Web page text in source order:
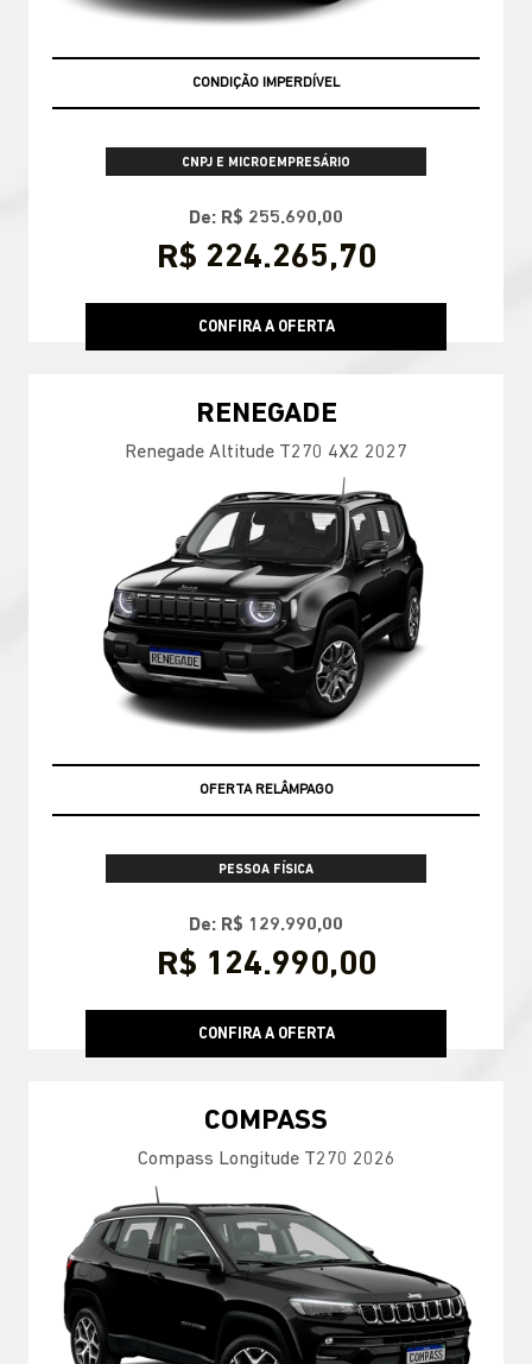
CONDIÇÃO IMPERDÍVEL
CNPJ E MICROEMPRESÁRIO
De: R$ 255.690,00
R$ 224.265,70
CONFIRA A OFERTA
RENEGADE
Renegade Altitude T270 4X2 2027
OFERTA RELÂMPAGO
PESSOA FÍSICA
De: R$ 129.990,00
R$ 124.990,00
CONFIRA A OFERTA
COMPASS
Compass Longitude T270 2026